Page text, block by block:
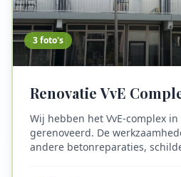
3foto's
Renovatie VvE
Wij hebben het VvE-complex
gerenoveerd. De
andere betonreparaties,